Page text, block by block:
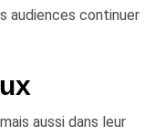
audiences continuer
aussi dans leur